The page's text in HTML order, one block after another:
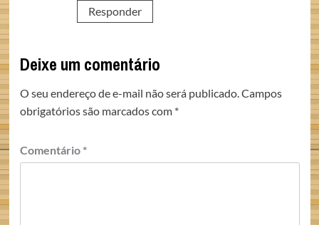
Responder
Deixe um comentário
O seu endereço de e-mail não será publicado.Campos
obrigatórios são marcados com *
Comentário *